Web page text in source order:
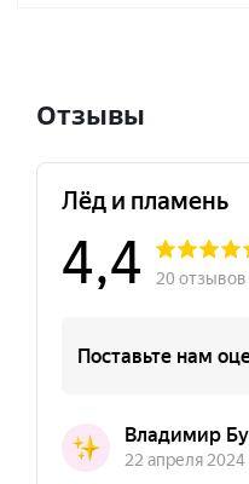
Отзывы